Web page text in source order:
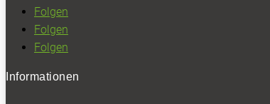
Folgen
Folgen
Folgen
Informationen